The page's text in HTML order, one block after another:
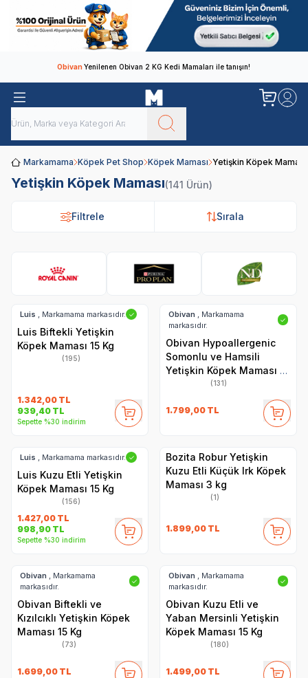
ObivanYenilenen Obivan 2 KG Kedi Mamaları ile tanışın!
Markamama Köpek Pet Shop Köpek Maması Yetişkin Köpek Maması
Yetişkin Köpek Maması(141 Ürün)
Filtrele Sırala
Luis , Markamama markasıdır. ✓
Luis Biftekli Yetişkin
Köpek Maması 15 Kg
(195)
1.342,00 TL
939,40 TL
Sepette %30 indirim
Obivan , Markamama
markasıdır.
✓
Obivan Hypoallergenic
Somonlu ve Hamsili
Yetişkin Köpek Maması 15
(131)
1.799,00 TL
Luis , Markamama markasıdır. ✓
Luis Kuzu Etli Yetişkin
Köpek Maması 15 Kg
(156)
1.427,00 TL
998,90 TL
Sepette %30 indirim
Bozita Robur Yetişkin
Kuzu Etli Küçük Irk Köpek
Maması 3 kg
(1)
1.899,00 TL
Obivan , Markamama
markasıdır.
✓
Obivan Biftekli ve
Kızılcıklı Yetişkin Köpek
Maması 15 Kg
(73)
1.699,00 TL
Obivan , Markamama
markasıdır.
✓
Obivan Kuzu Etli ve
Yaban Mersinli Yetişkin
Köpek Maması 15 Kg
(180)
1.499,00 TL